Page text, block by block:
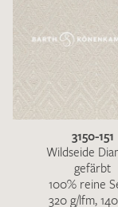
3150-151
Wildseide
gefärbt
100% reine
320 g/lfm,